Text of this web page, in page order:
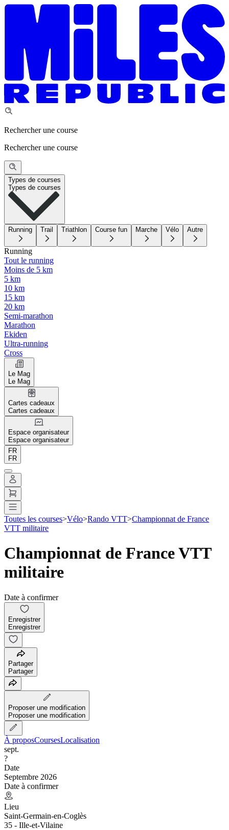
Rechercher une course
Rechercher une course
Types de courses
Types de courses
Running Trail Triathlon Course fun Marche Vélo Autre
Running
Tout le running
Moins de 5 km
5 km
10 km
15 km
20 km
Semi-marathon
Marathon
Ekiden
Ultra-running
Cross
Le Mag
Le Mag
Cartes cadeaux
Cartes cadeaux
Espace organisateur
Espace organisateur
FR
FR
Toutes les courses>Vélo>Rando VTT>Championnat de France
VTT militaire
Championnat de France VTT
militaire
Date à confirmer
Enregistrer
Enregistrer
Partager
Partager
Proposer une modification
Proposer une modification
À proposCoursesLocalisation
sept.
?
Date
Septembre 2026
Date à confirmer
Lieu
Saint-Germain-en-Coglès
35 - Ille-et-Vilaine